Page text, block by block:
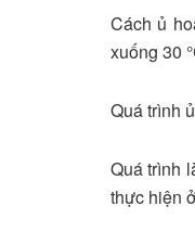
Cách ủ
xuống 30
Quá trình
Quá trình
thực hiện